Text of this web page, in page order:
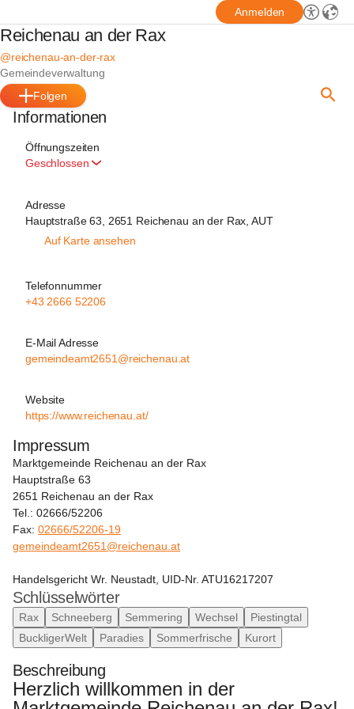
Anmelden
Reichenau an der Rax
@reichenau-an-der-rax
Gemeindeverwaltung
Folgen
Informationen
Öffnungszeiten
Geschlossen
Adresse
Hauptstraße 63, 2651 Reichenau an der Rax, AUT
Auf Karte ansehen
Telefonnummer
+43 2666 52206
E-Mail Adresse
gemeindeamt2651@reichenau.at
Website
https://www.reichenau.at/
Impressum
Marktgemeinde Reichenau an der Rax
Hauptstraße 63
2651 Reichenau an der Rax
Tel.: 02666/52206
Fax: 02666/52206-19
gemeindeamt2651@reichenau.at
Handelsgericht Wr. Neustadt, UID-Nr. ATU16217207
Schlüsselwörter
Rax Schneeberg Semmering Wechsel
Piestingtal
BuckligerWelt
Paradies Sommerfrische Kurort
Beschreibung
Herzlich willkommen in der